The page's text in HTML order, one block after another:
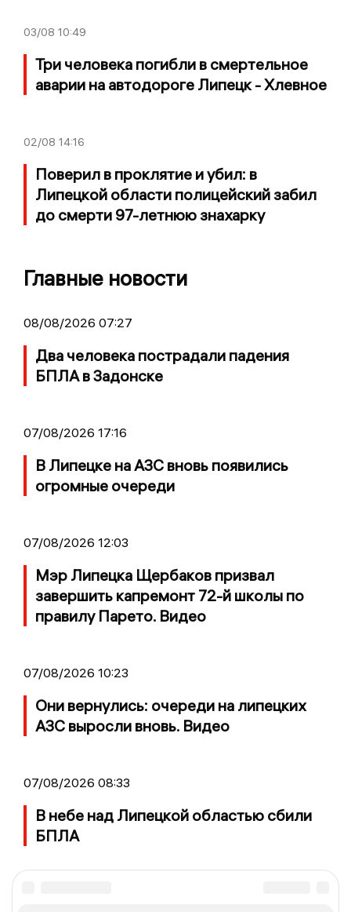
03/08 10:49
Три человека погибли в смертельное
аварии на автодороге Липецк - Хлевное
02/08 14:16
Поверил в проклятие и убил: в
Липецкой области полицейский забил
до смерти 97-летнюю знахарку
Главные новости
08/08/2026 07:27
Два человека пострадали падения
БПЛА в Задонске
07/08/2026 17:16
В Липецке на АЗС вновь появились
огромные очереди
07/08/2026 12:03
Мэр Липецка Щербаков призвал
завершить капремонт 72-й школы по
правилу Парето. Видео
07/08/2026 10:23
Они вернулись: очереди на липецких
АЗС выросли вновь. Видео
07/08/2026 08:33
В небе над Липецкой областью сбили
БПЛА